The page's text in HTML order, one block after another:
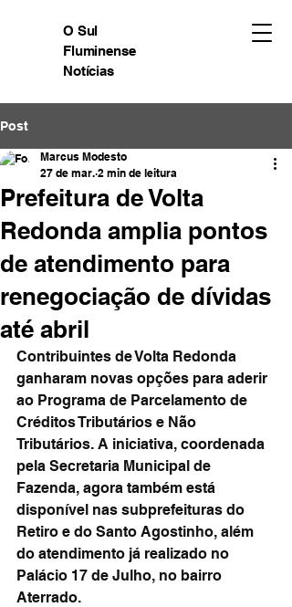
O Sul
Fluminense
Notícias
Post
Prefeitura de Volta
Redonda amplia pontos
de atendimento para
renegociação de dívidas
até abril
Marcus Modesto
27 de mar. 2 min de leitura
Contribuintes de Volta Redonda
ganharam novas opções para aderir
ao Programa de Parcelamento de
Créditos Tributários e Não
Tributários. A iniciativa, coordenada
pela Secretaria Municipal de
Fazenda, agora também está
disponível nas subprefeituras do
Retiro e do Santo Agostinho, além
do atendimento já realizado no
Palácio 17 de Julho, no bairro
Aterrado.